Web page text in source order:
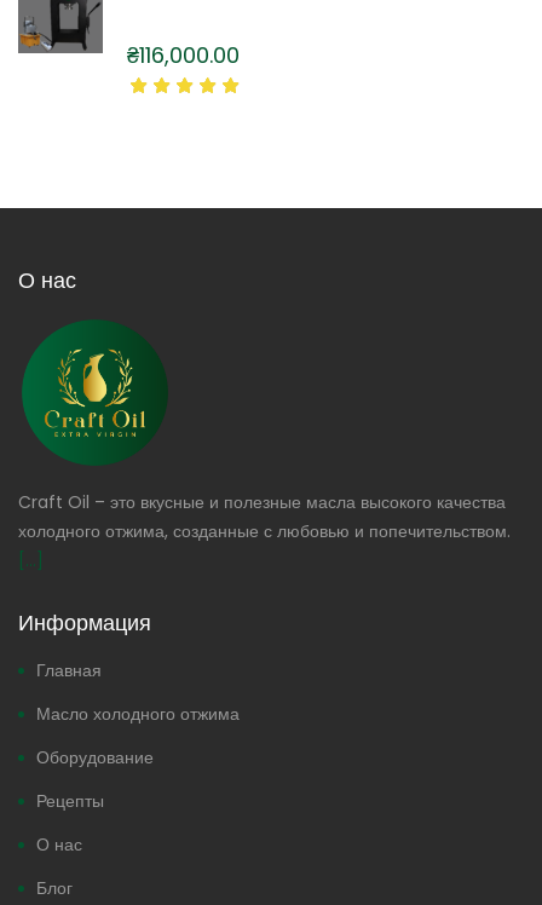
₴116,000.00
О нас
Craft Oil – это вкусные и полезные масла высокого качества
холодного отжима, созданные с любовью и попечительством.
[...]
Информация
Главная
Масло холодного отжима
Оборудование
Рецепты
О нас
Блог